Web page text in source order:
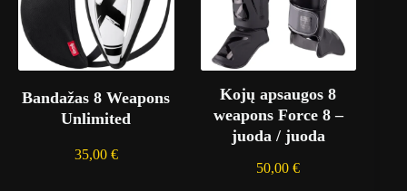
Bandažas 8 Weapons
Unlimited
35,00 €
Kojų apsaugos 8
weapons Force 8 –
juoda / juoda
50,00€